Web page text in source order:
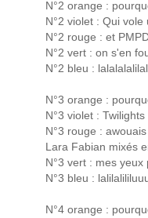
N°2 orange :
N°2 violet : Qui
N°2 rouge : et
N°2 vert : on s'en
N°2 bleu :
N°3 orange :
N°3 violet :
N°3 rouge :
Lara Fabian mixés
N°3 vert : mes
N°3 bleu :
N°4 orange :